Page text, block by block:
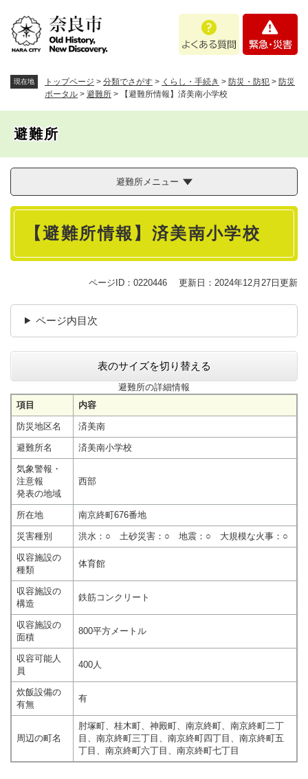
あ
問
・
現在地 トップページ > 分類でさがす > くらし・手続き > 防災・防犯 > 防災
ポータル > 避難所 > 【避難所情報】済美南小学校
避難所
避難所メニュー
本
【避難所情報】済美南小学校
ページID：0220446 更新日：2024年12月27日更新
ページ内目次
表のサイズを切り替える
避難所の詳細情報
項目
内容
防災地区名 済美南
避難所名 済美南小学校
気象警報・
注意報
発表の地域
西部
所在地 南京終町676番地
災害種別 洪水：○ 土砂災害：○ 地震：○ 大規模な火事：○
収容施設の
種類
体育館
収容施設の
構造
鉄筋コンクリート
収容施設の
面積
800平方メートル
収容可能人
員
400人
炊飯設備の
有無
有
周辺の町名
肘塚町、桂木町、神殿町、南京終町、南京終町二丁
目、南京終町三丁目、南京終町四丁目、南京終町五
丁目、南京終町六丁目、南京終町七丁目